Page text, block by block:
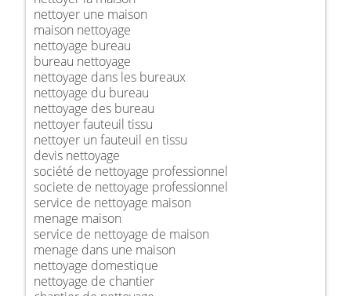
nettoyer une maison
maison nettoyage
nettoyage bureau
bureau nettoyage
nettoyage dans les bureaux
nettoyage du bureau
nettoyage des bureau
nettoyer fauteuil tissu
nettoyer un fauteuil en tissu
devis nettoyage
société de nettoyage professionnel
societe de nettoyage professionnel
service de nettoyage maison
menage maison
service de nettoyage de maison
menage dans une maison
nettoyage domestique
nettoyage de chantier